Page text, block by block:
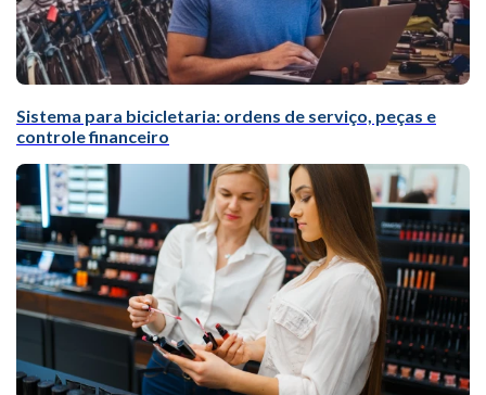
Sistema para bicicletaria: ordens de serviço, peças e
controle financeiro